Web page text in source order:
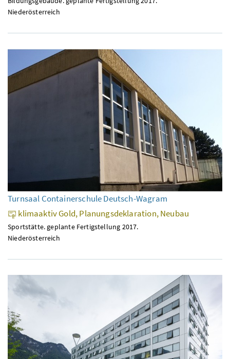
Niederösterreich
Turnsaal Containerschule Deutsch-Wagram
klimaaktiv Gold, Planungsdeklaration, Neubau
Sportstätte. geplante Fertigstellung 2017.
Niederösterreich